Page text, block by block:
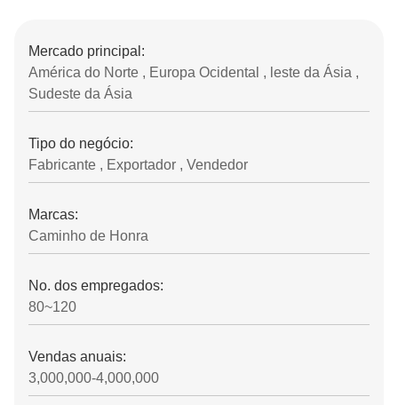
Mercado principal:
América do Norte , Europa Ocidental , leste da Ásia ,
Sudeste da Ásia
Tipo do negócio:
Fabricante , Exportador , Vendedor
Marcas:
Caminho de Honra
No. dos empregados:
80~120
Vendas anuais:
3,000,000-4,000,000